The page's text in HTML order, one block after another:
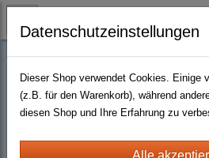
Buy D2R items | Diablo 2
D2km
Datenschutzeinstellungen
Dieser Shop verwendet Cookies. Einige
(z.B. für den Warenkorb), während
diesen Shop und Ihre Erfahrung zu